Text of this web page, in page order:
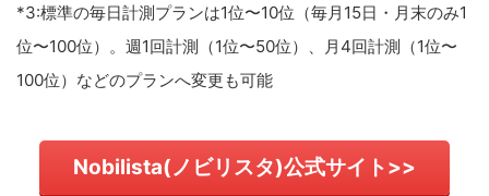
*3:標準の毎日計測プランは1位〜10位（毎月15日・月末のみ1
位〜100位）。週1回計測（1位〜50位）、月4回計測（1位〜
100位）などのプランへ変更も可能
Nobilista(ノビリスタ)公式サイト>>